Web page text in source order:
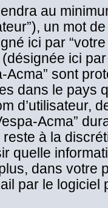
au
un mot
ici par
ici
Acma” sont
dans le pays
d’utilisateur,
Acma”
à la
quelle
dans votre
par le logiciel